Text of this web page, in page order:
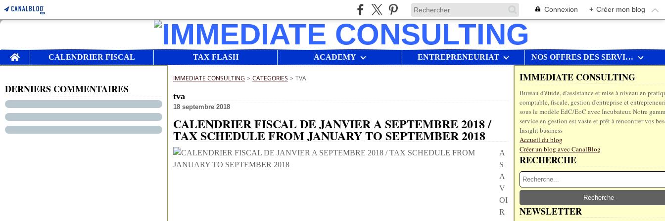
Connexion + Créer mon blog
Home CALENDRIER FISCAL TAX FLASH ACADEMY ENTREPRENEURIAT NOS OFFRES DES SERVICES
DERNIERS COMMENTAIRES
IMMEDIATE CONSULTING > CATEGORIES > TVA
tva
18 septembre 2018
CALENDRIER FISCAL DE JANVIER A SEPTEMBRE 2018 /
TAX SCHEDULE FROM JANUARY TO SEPTEMBER 2018
A
S
A
V
OI
R
IMMEDIATE CONSULTING
Bureau d'étude, d'assistance et mise à niveau en
comptable, fiscale, gestion d'entreprise et
sous le modèle EdC/EoC avec Incubateur. Notre
service en gestion est vaste et prêt à rencontrer vos
Insight business
Accueil du blog
Créer un blog avec CanalBlog
RECHERCHE
NEWSLETTER